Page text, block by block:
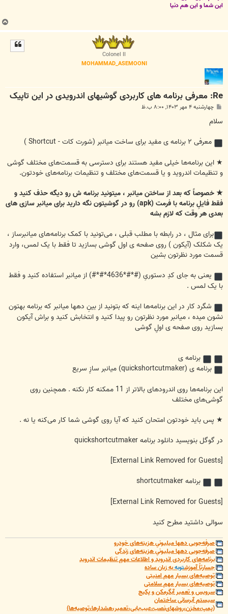
این شما و این هم دنیا
ب
ا
Colonel II
MOHAMMAD_ASEMOONI
Re: معرفی برنامه های کاربردی گوشیهای اندرویدی در این تاپیک
پ
ت
چهارشنبه ۴ مهر ۱۴۰۳, ۸:۰۰ ب.ظ
سلام
معرفی ۲ برنامه ی مفید برای ساخت میانبر (شورت کات - Shortcut )
★ این برنامه‌ها خیلی مفید هستند برای دسترسی به قسمت‌های مختلف گوشی
و تنظیمات اندروید و یا قسمت‌های مختلف و تنظیمات برنامه‌های خودتون.
★ خصوصاً که بعد از ساختن میانبر ، میتونید برنامه ش رو دیگه حذف کنید و
فقط فایلِ برنامه با فرمت (apk) رو در گوشیتون نگه دارید برای میانبر سازی های
بعدی هر وقت که لازم بشه
برای مثال ، در رابطه با مطلب قبلی ، می‌تونید با کمک برنامه‌های میانبرساز ،
یک شکلک (آیکون ) روی صفحه ی اول گوشی بسازید تا فقط با یک لمس، وارد
قسمت مورد نظرتون بشین
یعنی به جای کدِ دستوریِ (#*#*4636*#*#) از میانبر استفاده کنید و فقط
با یک لمس .
شگرد کار در این برنامه‌ها اینه که بتونید از بینِ دهها میانبر که برنامه بهتون
نشون میده ، میانبر مورد نظرتون رو پیدا کنید و انتخابش کنید و براش آیکون
بسازید روی صفحه ی اولِ گوشی
برنامه ی
برنامه ی (quickshortcutmaker) میانبر سازِ سریع
این برنامه‌ها روی اندرودهای بالاتر از 11 ممکنه کار نکنه . همچنین روی
گوشی‌های مختلف
★ پس باید خودتون امتحان کنید که آیا روی گوشی شما کار می‌کنه یا نه .
در گوگل بنویسید دانلود برنامه quickshortcutmaker
برنامه shortcutmaker
سوالی داشتید مطرح کنید
صرفه‌جویی دهها میلیونیِ هزینه‌های خودرو
صرفه‌جویی دهها میلیونیِ هزینه‌های زندگی
برنامه‌های کاربردی اندروید و اطلاعات مهمِ تنظیمات اندروید
جسارتاً آموزشتوبهبه زبان ساده
توصیه‌های بسیار مهم امنیتی
توصیه‌های بسیار مهم سلامتی
سرویس و تعمیر آبگرمکن و پکیج
سیستم آبرسانی ساختمان
(پمپ،مخزن،روشهای‌نصب،عیب‌یابی،تعمیر،هشدارها،توصیه‌ها)